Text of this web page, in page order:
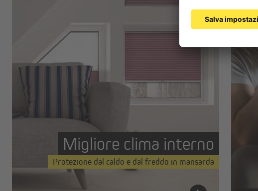
Migliore clima interno
Protezione dal caldo e dal freddo in mansarda